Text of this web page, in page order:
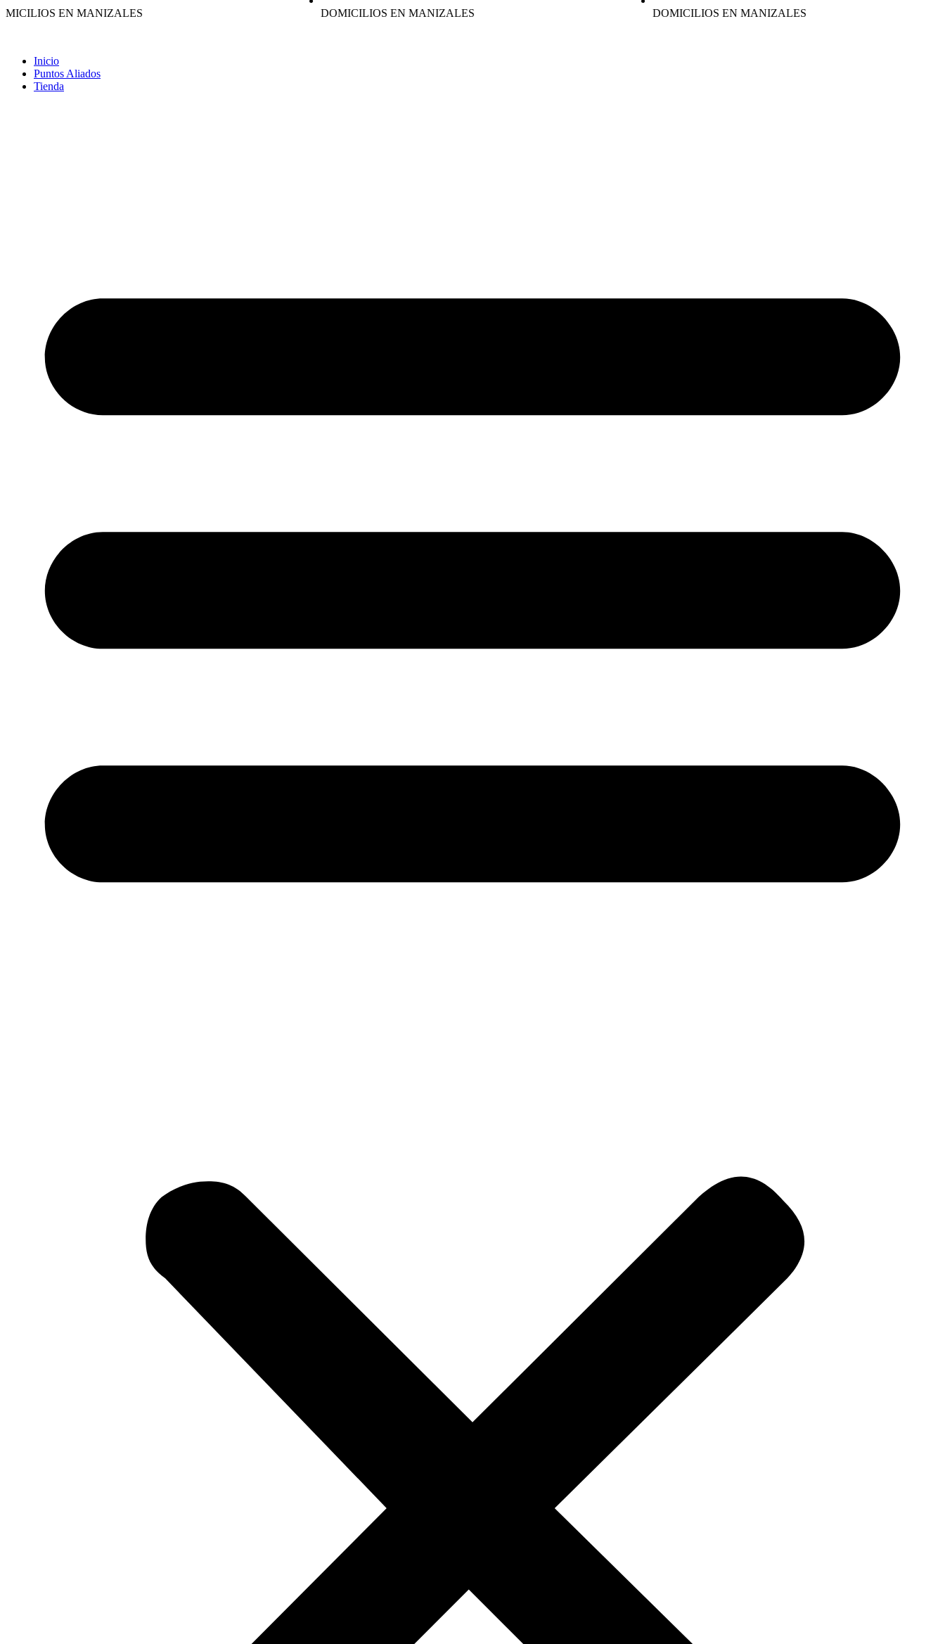
EN MANIZALES DOMICILIOS EN MANIZALES DOMICILIOS EN MANIZALES
Inicio
Puntos Aliados
Tienda